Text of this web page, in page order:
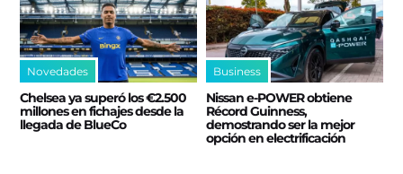
Novedades
Chelsea ya superó los €2.500
millones en fichajes desde la
llegada de BlueCo
Business
Nissan e‑POWER obtiene
Récord Guinness,
demostrando ser la mejor
opción en electrificación